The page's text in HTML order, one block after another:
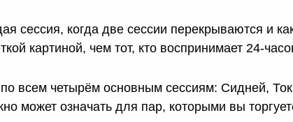
сессия, когда две сессии перекрываются и
картиной, чем тот, кто воспринимает 24-
всем четырём основным сессиям: Сидней,
может означать для пар, которыми вы